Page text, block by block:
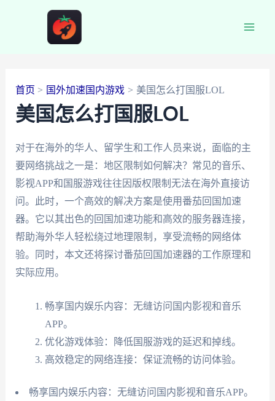
首页 国外加速国内游戏 美国怎么打国服LOL
美国怎么打国服LOL
对于在海外的华人、留学生和工作人员来说，面临的主
要网络挑战之一是：地区限制如何解决？常见的音乐、
影视APP和国服游戏往往因版权限制无法在海外直接访
问。此时，一个高效的解决方案是使用番茄回国加速
器。它以其出色的回国加速功能和高效的服务器连接，
帮助海外华人轻松绕过地理限制，享受流畅的网络体
验。同时，本文还将探讨番茄回国加速器的工作原理和
实际应用。
畅享国内娱乐内容：无缝访问国内影视和音乐
APP。
优化游戏体验：降低国服游戏的延迟和掉线。
高效稳定的网络连接：保证流畅的访问体验。
畅享国内娱乐内容：无缝访问国内影视和音乐APP。